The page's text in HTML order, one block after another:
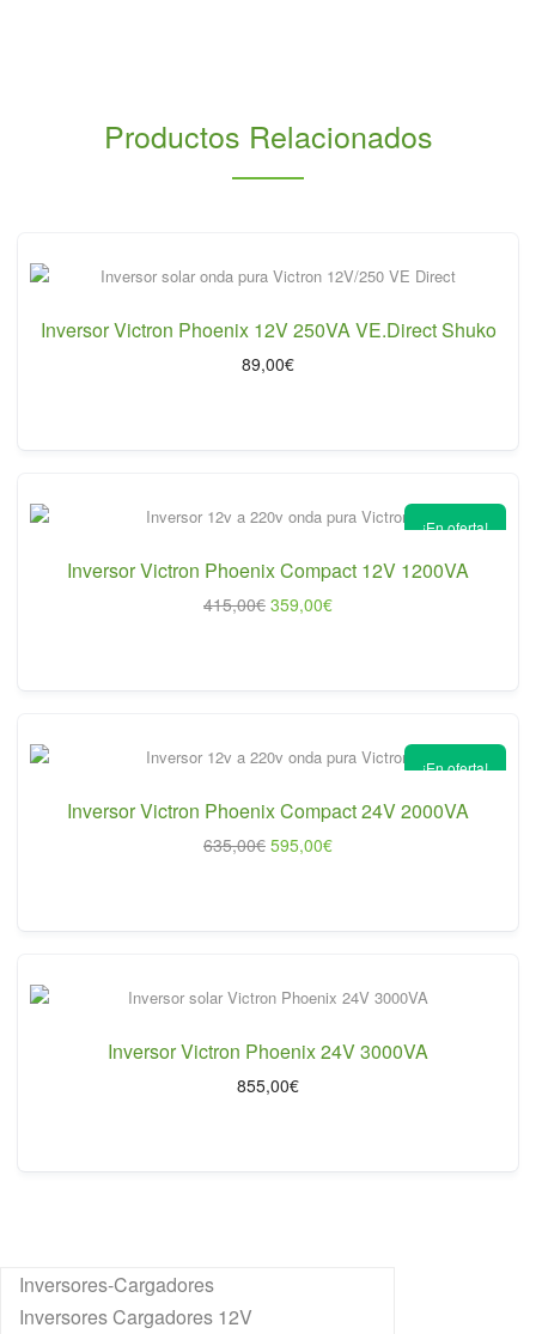
Productos Relacionados
Inversor Victron Phoenix 12V 250VA VE.Direct Shuko
89,00€
¡En oferta!
Inversor Victron Phoenix Compact 12V 1200VA
415,00€ El
415,00€.
359,00€El
359,00€.
¡En oferta!
Inversor Victron Phoenix Compact 24V 2000VA
635,00€ El
635,00€.
595,00€El
595,00€.
Inversor Victron Phoenix 24V 3000VA
855,00€
Inversores-Cargadores
Inversores Cargadores 12V